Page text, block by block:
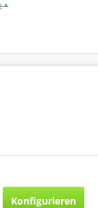
*
Konfigurieren